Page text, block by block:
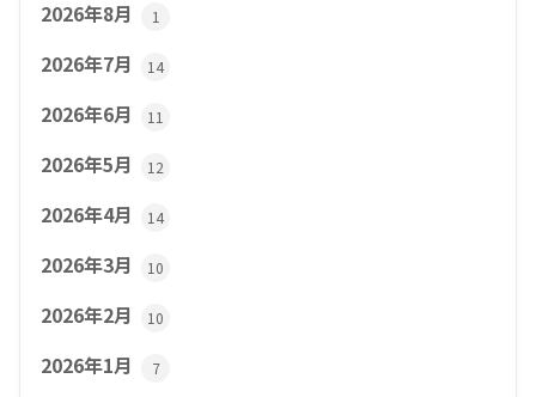
2026年8月 1
2026年7月 14
2026年6月 11
2026年5月 12
2026年4月 14
2026年3月 10
2026年2月 10
2026年1月 7